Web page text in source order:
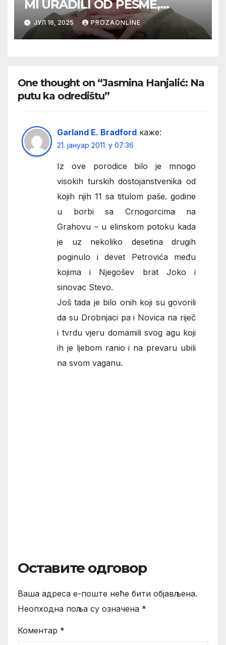
MI URADILI OD PESME,
MAMA*
ЈУЛ 16, 2025 PROZAONLINE
One thought on “Jasmina Hanjalić: Na
putu ka odredištu”
Garland E. Bradford каже:
21. јануар 2011. у 07:36
Iz ove porodice bilo je mnogo
visokih turskih dostojanstvenika od
kojih njih 11 sa titulom paše. godine
u borbi sa Crnogorcima na
Grahovu – u elinskom potoku kada
je uz nekoliko desetina drugih
poginulo i devet Petrovića među
kojima i Njegošev brat Joko i
sinovac Stevo.
Još tada je bilo onih koji su govorili
da su Drobnjaci pa i Novica na riječ
i tvrdu vjeru domamili svog agu koji
ih je ljebom ranio i na prevaru ubili
na svom vaganu.
Оставите одговор
Ваша адреса е-поште неће бити објављена.
Неопходна поља су означена *
Коментар *